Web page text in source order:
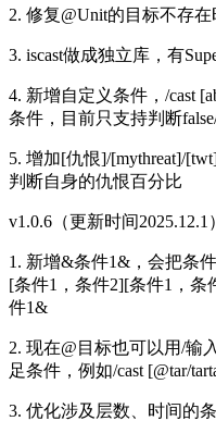
2. 修复@Unit的目标不存
3. iscast做成独立库，有
4. 新增自定义条件，/cast
条件，目前只支持判断
5. 增加[仇恨]/[mythreat]/
判断自身的仇恨百分比
v1.0.6（更新时间2025.12.1）
1. 新增&条件1&，会把条
[条件1，条件2][条件1，
件1&
2. 现在@目标也可以用/输
足条件，例如/cast [@tar/
3. 优化涉及层数、时间的